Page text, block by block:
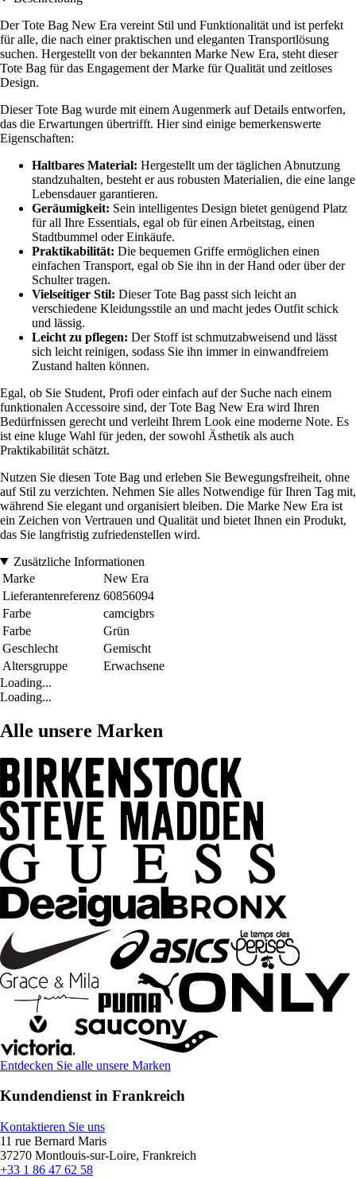
Der Tote Bag New Era vereint Stil und Funktionalität und ist perfekt
für alle, die nach einer praktischen und eleganten Transportlösung
suchen. Hergestellt von der bekannten Marke New Era, steht dieser
Tote Bag für das Engagement der Marke für Qualität und zeitloses
Design.
Dieser Tote Bag wurde mit einem Augenmerk auf Details entworfen,
das die Erwartungen übertrifft. Hier sind einige bemerkenswerte
Eigenschaften:
Haltbares Material: Hergestellt um der täglichen Abnutzung
standzuhalten, besteht er aus robusten Materialien, die eine lange
Lebensdauer garantieren.
Geräumigkeit: Sein intelligentes Design bietet genügend Platz
für all Ihre Essentials, egal ob für einen Arbeitstag, einen
Stadtbummel oder Einkäufe.
Praktikabilität: Die bequemen Griffe ermöglichen einen
einfachen Transport, egal ob Sie ihn in der Hand oder über der
Schulter tragen.
Vielseitiger Stil: Dieser Tote Bag passt sich leicht an
verschiedene Kleidungsstile an und macht jedes Outfit schick
und lässig.
Leicht zu pflegen: Der Stoff ist schmutzabweisend und lässt
sich leicht reinigen, sodass Sie ihn immer in einwandfreiem
Zustand halten können.
Egal, ob Sie Student, Profi oder einfach auf der Suche nach einem
funktionalen Accessoire sind, der Tote Bag New Era wird Ihren
Bedürfnissen gerecht und verleiht Ihrem Look eine moderne Note. Es
ist eine kluge Wahl für jeden, der sowohl Ästhetik als auch
Praktikabilität schätzt.
Nutzen Sie diesen Tote Bag und erleben Sie Bewegungsfreiheit, ohne
auf Stil zu verzichten. Nehmen Sie alles Notwendige für Ihren Tag mit,
während Sie elegant und organisiert bleiben. Die Marke New Era ist
ein Zeichen von Vertrauen und Qualität und bietet Ihnen ein Produkt,
das Sie langfristig zufriedenstellen wird.
Zusätzliche Informationen
Marke
New Era
Lieferantenreferenz 60856094
Farbe
camcigbrs
Farbe
Grün
Geschlecht
Gemischt
Altersgruppe
Erwachsene
Loading...
Loading...
Alle unsere Marken
Entdecken Sie alle unsere Marken
Kundendienst in Frankreich
Kontaktieren Sie uns
11 rue Bernard Maris
37270 Montlouis-sur-Loire, Frankreich
+33 1 86 47 62 58